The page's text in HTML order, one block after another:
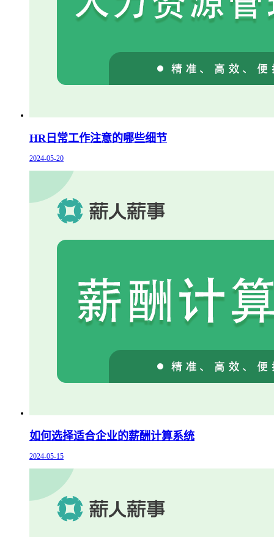
HR日常工作注意的哪些细节
2024-05-20
如何选择适合企业的薪酬计算系统
2024-05-15